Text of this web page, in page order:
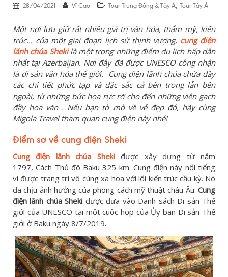
28/04/2021 Vĩ Cao Tour Trung Đông & Tây Á, Tour Tây Á
Một nơi lưu giữ rất nhiều giá trị văn hóa, thẩm mỹ, kiến
trúc… của một giai đoạn lịch sử thịnh vượng, cung điện
lãnh chúa Sheki là một trong những điểm du lịch hấp dẫn
nhất tại Azerbaijan. Nơi đây đã được UNESCO công nhận
là di sản văn hóa thế giới. Cung điện lãnh chúa chứa đầy
các chi tiết phức tạp và đặc sắc cả bên trong lẫn bên
ngoài, từ những bức họa rực rỡ cho đến những viên gạch
đầy hoa văn . Nếu bạn tò mò về vẻ đẹp đó, hãy cùng
Migola Travel tham quan cung điện này nhé!
Điểm sơ về cung điện Sheki
Cung điện lãnh chúa Shekiđược xây dựng từ năm
1797, Cách Thủ đô Baku 325 km. Cung điện này nổi tiếng
vì được trang trí vô cùng xa hoa với lối kiến trúc cầu kỳ. Nó
đã chịu ảnh hưởng của phong cách mỹ thuật châu Âu. Cung
điện lãnh chúa Sheki được đưa vào Danh sách Di sản Thế
giới của UNESCO tại một cuộc họp của Ủy ban Di sản Thế
giới ở Baku ngày 8/7/2019.